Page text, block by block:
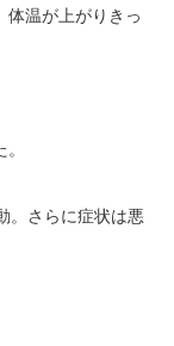
体温が上がりきっ
。さらに症状は悪